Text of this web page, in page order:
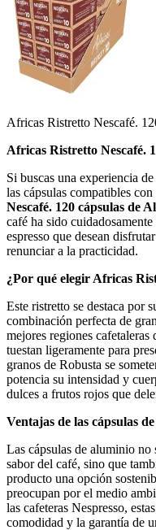
Africas Ristretto Nescafé.
Africas Ristretto Nescafé.
Si buscas una experiencia
las cápsulas compatibles con
Nescafé. 120 cápsulas de
café ha sido
espresso que desean
renunciar a la practicidad.
¿Por qué elegir Africas
Este ristretto se destaca por
combinación perfecta de
mejores regiones
tuestan ligeramente para
granos de Robusta se
potencia su intensidad y
dulces a frutos rojos que
Ventajas de las cápsulas
Las cápsulas de aluminio
sabor del café, sino que
producto una opción
preocupan por el medio
las cafeteras Nespresso,
comodidad y la garantía de